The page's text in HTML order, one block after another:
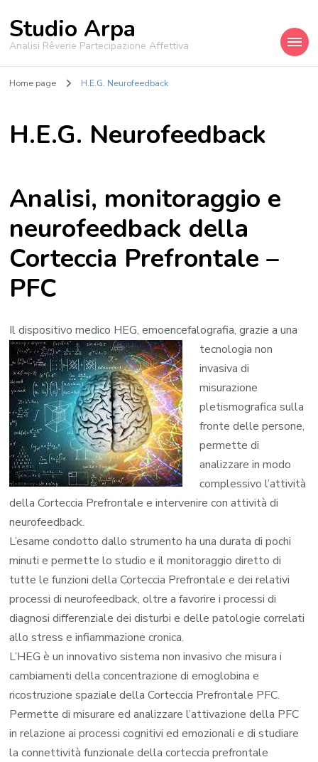
Studio Arpa
Analisi Rêverie Partecipazione Affettiva
Home page H.E.G. Neurofeedback
H.E.G. Neurofeedback
Analisi, monitoraggio e
neurofeedback della
Corteccia Prefrontale –
PFC
Il dispositivo medico HEG, emoencefalografia,grazie a una
tecnologia non
invasiva di
misurazione
pletismografica sulla
fronte delle persone,
permette di
analizzare in modo
complessivo l’attività
della Corteccia Prefrontale e intervenire con attività di
neurofeedback.
L’esame condotto dallo strumento ha una durata di pochi
minuti e permette lo studio e il monitoraggio diretto di
tutte le funzioni della Corteccia Prefrontale e dei relativi
processi di neurofeedback, oltre a favorire i processi di
diagnosi differenziale dei disturbi e delle patologie correlati
allo stress e infiammazione cronica.
L’HEG è un innovativo sistema non invasivo che misura i
cambiamenti della concentrazione di emoglobina e
ricostruzione spaziale della Corteccia Prefrontale PFC.
Permette di misurare ed analizzare l’attivazione della PFC
in relazione ai processi cognitivi ed emozionali e di studiare
la connettività funzionale della corteccia prefrontale